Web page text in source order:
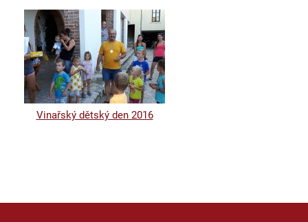
Vinařský dětský den 2016